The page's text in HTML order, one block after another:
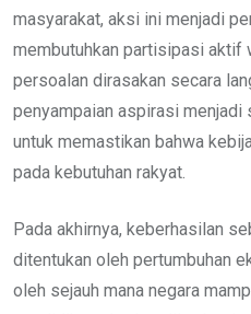
masyarakat, aksi ini menjadi
membutuhkan partisipasi aktif
persoalan dirasakan secara
penyampaian aspirasi menjadi
untuk memastikan bahwa
pada kebutuhan rakyat.
Pada akhirnya, keberhasilan
ditentukan oleh pertumbuhan
oleh sejauh mana negara